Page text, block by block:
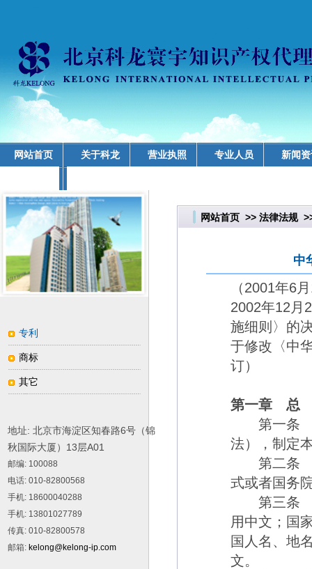
网站首页 关于科龙 营业执照 专业人员 新闻
专利
商标
其它
地址: 北京市海淀区知春路6号（锦
秋国际大厦）13层A01
邮编: 100088
电话: 010-82800568
手机: 18600040288
手机: 13801027789
传真: 010-82800578
邮箱: kelong@kelong-ip.com
网站首页 >> 法律法规
中
（2001年6月
2002年12 月
施细则〉的
于修改〈中
订）
第一章
第一条
法），制定
第二条
式或者国务
第三条
用中文；国
国人名、地
文。